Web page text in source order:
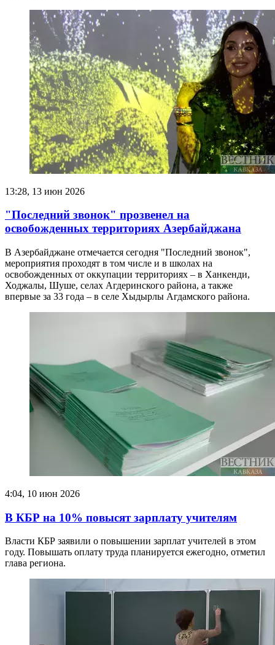
13:28, 13 июн 2026
"Последний звонок" прозвенел на
освобожденных территориях Азербайджана
В Азербайджане отмечается сегодня "Последний звонок",
мероприятия проходят в том числе и в школах на
освобожденных от оккупации территориях – в Ханкенди,
Ходжалы, Шуше, селах Агдеринского района, а также
впервые за 33 года – в селе Хыдырлы Агдамского района.
4:04, 10 июн 2026
В КБР на 10% повысят зарплату учителям
Власти КБР заявили о повышении зарплат учителей в этом
году. Повышать оплату труда планируется ежегодно, отметил
глава региона.